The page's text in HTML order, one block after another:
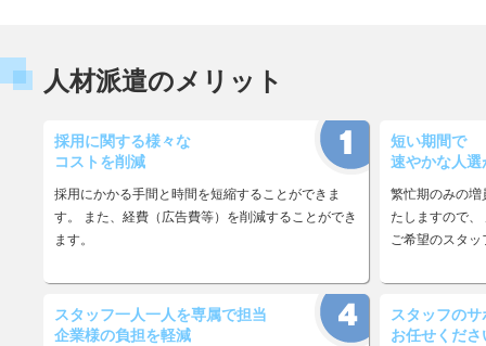
人材派遣のメリット
採用に関する様々な
コストを削減
採用にかかる手間と時間を短縮することができま
す。 また、経費（広告費等）を削減することができ
ます。
短い期間で
速やかな人選
繁忙期のみの増
たしますので、
ご希望のスタ
スタッフ一人一人を専属で担当
企業様の負担を軽減
スタッフの
お任せくださ